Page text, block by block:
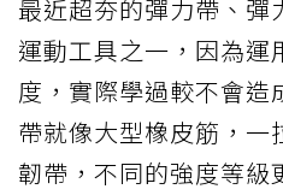
最近超夯的彈力帶、彈
運動工具之一，因為運
度，實際學過較不會造
帶就像大型橡皮筋，一
韌帶，不同的強度等級